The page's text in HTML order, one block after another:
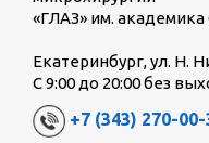
«ГЛАЗ» им.
Екатеринбург, ул. Н.
С 9:00 до 20:00 без
+7 (343) 270-00-